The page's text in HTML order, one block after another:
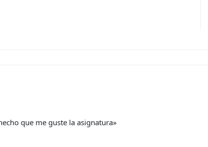
que me guste la asignatura»